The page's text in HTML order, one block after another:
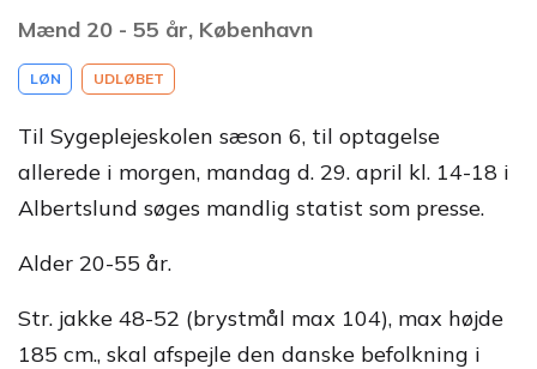
Mænd 20 - 55 år, København
LØN UDLØBET
Til Sygeplejeskolen sæson 6, til optagelse
allerede i morgen, mandag d. 29. april kl. 14-18 i
Albertslund søges mandlig statist som presse.
Alder 20-55 år.
Str. jakke 48-52 (brystmål max 104), max højde
185 cm., skal afspejle den danske befolkning i